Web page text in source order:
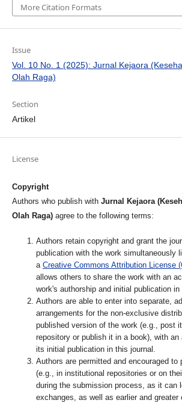
More Citation Formats
Issue
Vol. 10 No. 1 (2025): Jurnal Kejaora
Olah Raga)
Section
Artikel
License
Copyright
Authors who publish with Jurnal Kejaora
Olah Raga)agree to the following terms:
Authors retain copyright and grant the
publication with the work simultaneously
a Creative Commons Attribution License
allows others to share the work with an
work's authorship and initial publication in
Authors are able to enter into separate,
arrangements for the non-exclusive
published version of the work (e.g., post
repository or publish it in a book), with an
its initial publication in this journal.
Authors are permitted and encouraged to
(e.g., in institutional repositories or on
during the submission process, as it can
exchanges, as well as earlier and greater